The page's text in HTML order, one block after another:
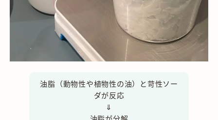
油脂（動物性や植物性の油）と苛性ソー
ダが反応
⇓